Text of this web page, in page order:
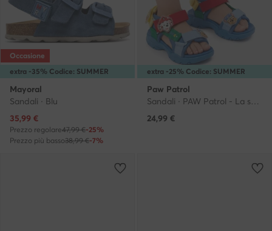
extra -35% Codice: SUMMER
Occasione
Mayoral
Sandali · Blu
Prezzo attuale
35,99 €
Prezzo regolare47,99 €-25%
Prezzo più basso38,99 €-7%
extra -25% Codice: SUMMER
Paw Patrol
Sandali · PAW Patrol - La squadra dei cuccioli · Blu
24,99 €